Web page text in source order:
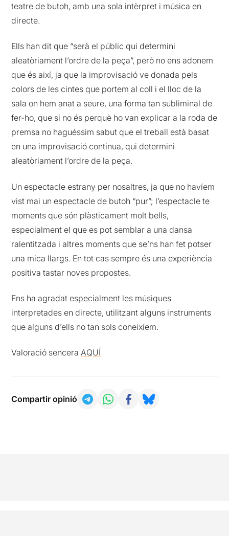
teatre de butoh, amb una sola intèrpret i música en
directe.
Ells han dit que “serà el públic qui determini
aleatòriament l’ordre de la peça”, però no ens adonem
que és així, ja que la improvisació ve donada pels
colors de les cintes que portem al coll i el lloc de la
sala on hem anat a seure, una forma tan subliminal de
fer-ho, que si no és perquè ho van explicar a la roda de
premsa no haguéssim sabut que el treball està basat
en una improvisació continua, qui determini
aleatòriament l’ordre de la peça.
Un espectacle estrany per nosaltres, ja que no havíem
vist mai un espectacle de butoh “pur”; l’espectacle te
moments que són plàsticament molt bells,
especialment el que es pot semblar a una dansa
ralentitzada i altres moments que se’ns han fet potser
una mica llargs. En tot cas sempre és una experiència
positiva tastar noves propostes.
Ens ha agradat especialment les músiques
interpretades en directe, utilitzant alguns instruments
que alguns d’ells no tan sols coneixíem.
Valoració senceraAQUÍ
Compartir opinió